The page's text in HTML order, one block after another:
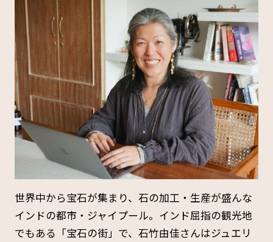
世界中から宝石が集まり、石の加工・生産が盛んな
インドの都市・ジャイプール。インド屈指の観光地
でもある「宝石の街」で、石竹由佳さんはジュエリ